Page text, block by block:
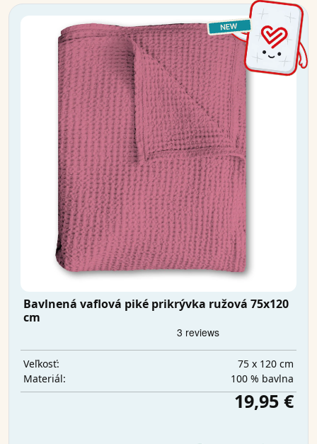
Bavlnená vaflová piké prikrývka ružová 75x120
cm
Veľkosť:
75 x 120 cm
Materiál:
100 % bavlna
19,95 €